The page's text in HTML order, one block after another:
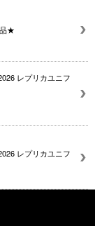
★
レプリカユニフ
レプリカユニフ